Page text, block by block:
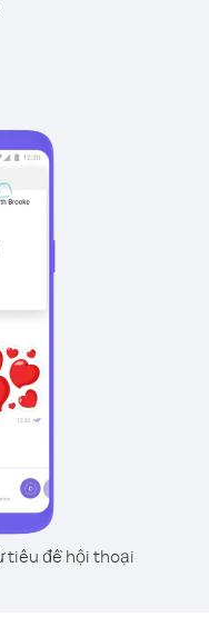
tiêu đề hội thoại